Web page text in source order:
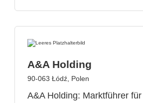
A&A Holding
90-063 Łódź, Polen
A&A Holding: Marktführer für